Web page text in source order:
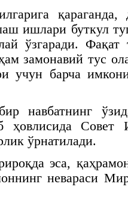
қараганда,
ишлари буткул
ўзгаради.
замонавий тус
учун барча
навбатнинг
ҳовлисида Совет
ўрнатилади.
эса,
невараси